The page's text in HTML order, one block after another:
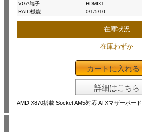
VGA端子
:
HDMI×1
RAID機能
: 0/1/5/10
在庫状況
在庫わずか
カートに入れる
詳細はこちら
AMD X870搭載 Socket AM5対応 ATXマザーボード